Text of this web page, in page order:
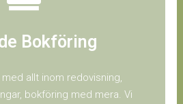
Bokföring
allt inom redovisning,
bokföring med mera. Vi